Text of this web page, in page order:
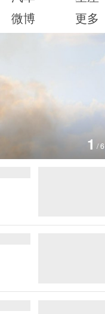
微博 更多
1 /6